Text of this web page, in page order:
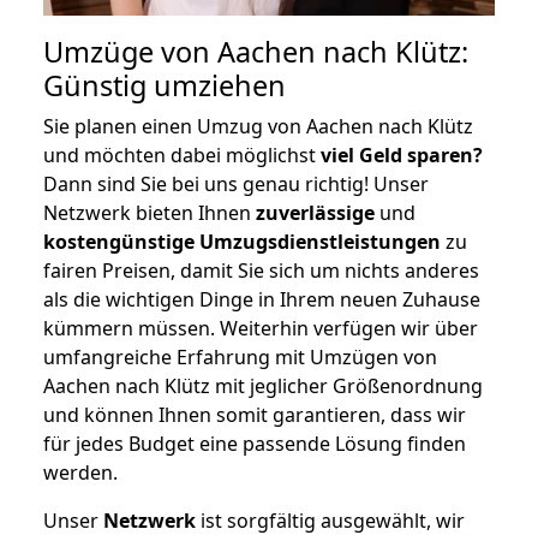
Umzüge von Aachen nach Klütz:
Günstig umziehen
Sie planen einen Umzug von Aachen nach Klütz
und möchten dabei möglichstviel Geld sparen?
Dann sind Sie bei uns genau richtig! Unser
Netzwerk bieten Ihnen zuverlässige und
kostengünstige Umzugsdienstleistungen zu
fairen Preisen, damit Sie sich um nichts anderes
als die wichtigen Dinge in Ihrem neuen Zuhause
kümmern müssen. Weiterhin verfügen wir über
umfangreiche Erfahrung mit Umzügen von
Aachen nach Klütz mit jeglicher Größenordnung
und können Ihnen somit garantieren, dass wir
für jedes Budget eine passende Lösung finden
werden.
Unser Netzwerk ist sorgfältig ausgewählt, wir